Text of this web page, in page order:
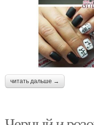
читать дальше →